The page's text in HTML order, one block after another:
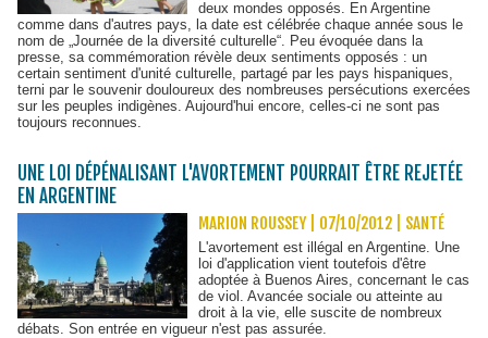
deux mondes opposés. En Argentine
comme dans d'autres pays, la date est célébrée chaque année sous le
nom de „Journée de la diversité culturelle“. Peu évoquée dans la
presse, sa commémoration révèle deux sentiments opposés : un
certain sentiment d'unité culturelle, partagé par les pays hispaniques,
terni par le souvenir douloureux des nombreuses persécutions exercées
sur les peuples indigènes. Aujourd'hui encore, celles-ci ne sont pas
toujours reconnues.
UNE LOI DÉPÉNALISANT L'AVORTEMENT POURRAIT ÊTRE REJETÉE
EN ARGENTINE
MARION ROUSSEY | 07/10/2012 SANTÉ
L'avortement est illégal en Argentine. Une
loi d'application vient toutefois d'être
adoptée à Buenos Aires, concernant le cas
de viol. Avancée sociale ou atteinte au
droit à la vie, elle suscite de nombreux
débats. Son entrée en vigueur n'est pas assurée.